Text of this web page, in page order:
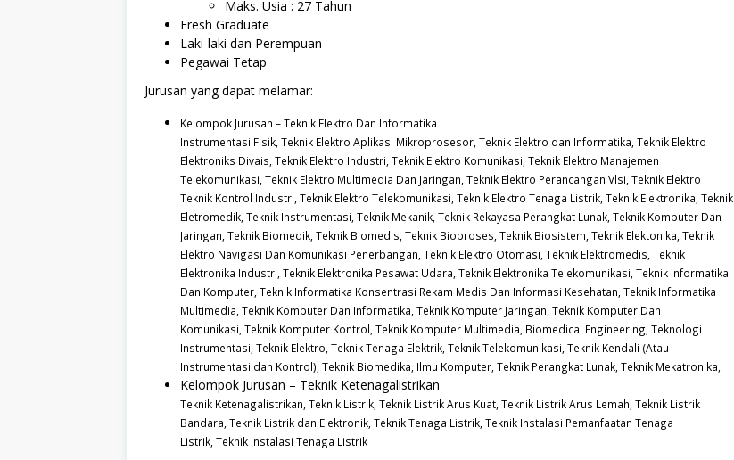
Maks. Usia : 27 Tahun
Fresh Graduate
Laki-laki dan Perempuan
Pegawai Tetap
Jurusan yang dapat melamar:
Kelompok Jurusan – Teknik Elektro Dan Informatika
Instrumentasi Fisik, Teknik Elektro Aplikasi Mikroprosesor, Teknik Elektro dan Informatika, Teknik Elektro
Elektroniks Divais, Teknik Elektro Industri, Teknik Elektro Komunikasi, Teknik Elektro Manajemen
Telekomunikasi, Teknik Elektro Multimedia Dan Jaringan, Teknik Elektro Perancangan Vlsi, Teknik Elektro
Teknik Kontrol Industri, Teknik Elektro Telekomunikasi, Teknik Elektro Tenaga Listrik, Teknik Elektronika, Teknik
Eletromedik, Teknik Instrumentasi, Teknik Mekanik, Teknik Rekayasa Perangkat Lunak, Teknik Komputer Dan
Jaringan, Teknik Biomedik, Teknik Biomedis, Teknik Bioproses, Teknik Biosistem, Teknik Elektonika, Teknik
Elektro Navigasi Dan Komunikasi Penerbangan, Teknik Elektro Otomasi, Teknik Elektromedis, Teknik
Elektronika Industri, Teknik Elektronika Pesawat Udara, Teknik Elektronika Telekomunikasi, Teknik Informatika
Dan Komputer, Teknik Informatika Konsentrasi Rekam Medis Dan Informasi Kesehatan, Teknik Informatika
Multimedia, Teknik Komputer Dan Informatika, Teknik Komputer Jaringan, Teknik Komputer Dan
Komunikasi, Teknik Komputer Kontrol, Teknik Komputer Multimedia, Biomedical Engineering, Teknologi
Instrumentasi, Teknik Elektro, Teknik Tenaga Elektrik, Teknik Telekomunikasi, Teknik Kendali (Atau
Instrumentasi dan Kontrol), Teknik Biomedika, Ilmu Komputer, Teknik Perangkat Lunak, Teknik Mekatronika,
Kelompok Jurusan – Teknik Ketenagalistrikan
Teknik Ketenagalistrikan, Teknik Listrik, Teknik Listrik Arus Kuat, Teknik Listrik Arus Lemah, Teknik Listrik
Bandara, Teknik Listrik dan Elektronik, Teknik Tenaga Listrik, Teknik Instalasi Pemanfaatan Tenaga
Listrik, Teknik Instalasi Tenaga Listrik